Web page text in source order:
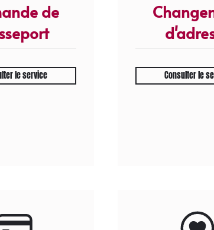
de
le service Consulter le